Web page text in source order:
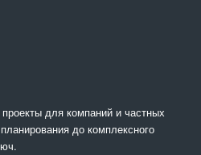
для компаний и частных
до комплексного